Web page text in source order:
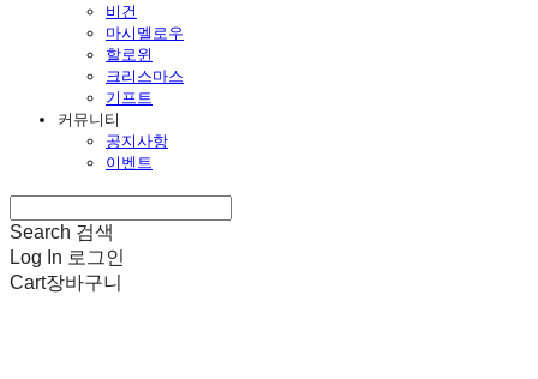
비건
마시멜로우
할로윈
크리스마스
기프트
커뮤니티
공지사항
이벤트
Search 검색
Log In 로그인
Cart장바구니